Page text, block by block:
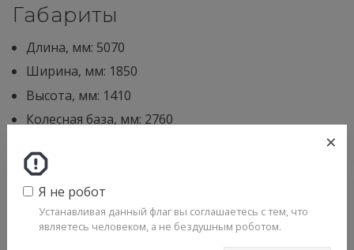
Габариты
Длина, мм: 5070
Ширина, мм: 1850
Высота, мм: 1410
Колесная база, мм: 2760
Прочее
Размер шин: 215/60R16
Снаряженная масса, кг: 1587
×
Я не робот
Устанавливая данный флаг вы соглашаетесь с тем, что
являетесь человеком, а не бездушным роботом.